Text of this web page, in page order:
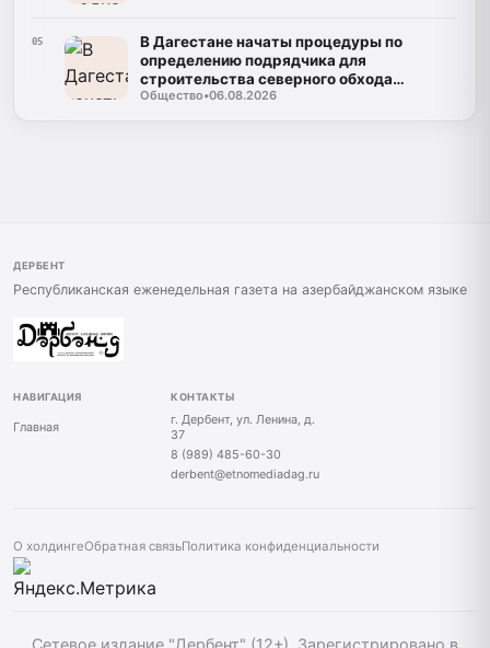
05
В Дагестане начаты процедуры по
определению подрядчика для
строительства северного обхода
Махачкалы
Общество•06.08.2026
ДЕРБЕНТ
Республиканская еженедельная газета на азербайджанском языке
НАВИГАЦИЯ
Главная
КОНТАКТЫ
г. Дербент, ул. Ленина, д.
37
8 (989) 485-60-30
derbent@etnomediadag.ru
О холдингеОбратная связьПолитика конфиденциальности